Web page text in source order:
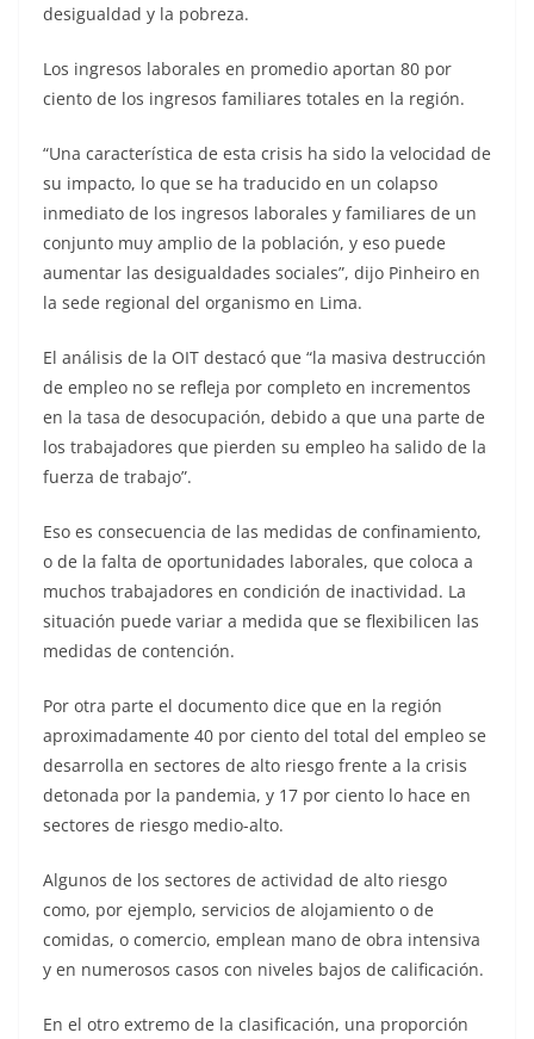
desigualdad y la pobreza.
Los ingresos laborales en promedio aportan 80 por
ciento de los ingresos familiares totales en la región.
“Una característica de esta crisis ha sido la velocidad de
su impacto, lo que se ha traducido en un colapso
inmediato de los ingresos laborales y familiares de un
conjunto muy amplio de la población, y eso puede
aumentar las desigualdades sociales”, dijo Pinheiro en
la sede regional del organismo en Lima.
El análisis de la OIT destacó que “la masiva destrucción
de empleo no se refleja por completo en incrementos
en la tasa de desocupación, debido a que una parte de
los trabajadores que pierden su empleo ha salido de la
fuerza de trabajo”.
Eso es consecuencia de las medidas de confinamiento,
o de la falta de oportunidades laborales, que coloca a
muchos trabajadores en condición de inactividad. La
situación puede variar a medida que se flexibilicen las
medidas de contención.
Por otra parte el documento dice que en la región
aproximadamente 40 por ciento del total del empleo se
desarrolla en sectores de alto riesgo frente a la crisis
detonada por la pandemia, y 17 por ciento lo hace en
sectores de riesgo medio-alto.
Algunos de los sectores de actividad de alto riesgo
como, por ejemplo, servicios de alojamiento o de
comidas, o comercio, emplean mano de obra intensiva
y en numerosos casos con niveles bajos de calificación.
En el otro extremo de la clasificación, una proporción